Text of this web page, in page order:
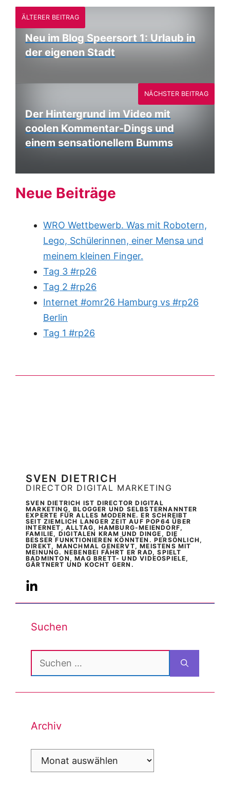
ÄLTERER BEITRAG
Neu im Blog Speersort 1: Urlaub in
der eigenen Stadt
Der Hintergrund im Video mit
coolen Kommentar-Dings und
einem sensationellem Bumms
NÄCHSTER BEITRAG
Neue Beiträge
WRO Wettbewerb. Was mit Robotern,
Lego, Schülerinnen, einer Mensa und
meinem kleinen Finger.
Tag 3 #rp26
Tag 2 #rp26
Internet #omr26 Hamburg vs #rp26
Berlin
Tag 1 #rp26
SVEN DIETRICH
DIRECTOR DIGITAL MARKETING
SVEN DIETRICH IST DIRECTOR DIGITAL
MARKETING, BLOGGER UND SELBSTERNANNTER
EXPERTE FÜR ALLES MODERNE. ER SCHREIBT
SEIT ZIEMLICH LANGER ZEIT AUF POP64 ÜBER
INTERNET, ALLTAG, HAMBURG-MEIENDORF,
FAMILIE, DIGITALEN KRAM UND DINGE, DIE
BESSER FUNKTIONIEREN KÖNNTEN. PERSÖNLICH,
DIREKT, MANCHMAL GENERVT, MEISTENS MIT
MEINUNG. NEBENBEI FÄHRT ER RAD, SPIELT
BADMINTON, MAG BRETT- UND VIDEOSPIELE,
GÄRTNERT UND KOCHT GERN.
Suchen
Suchen
nach:
Archiv
Archiv